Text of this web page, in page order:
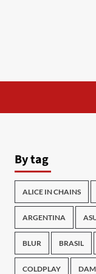
By tag
ALICE IN CHAINS
ARGENTINA
BLUR BRASIL
COLDPLAY